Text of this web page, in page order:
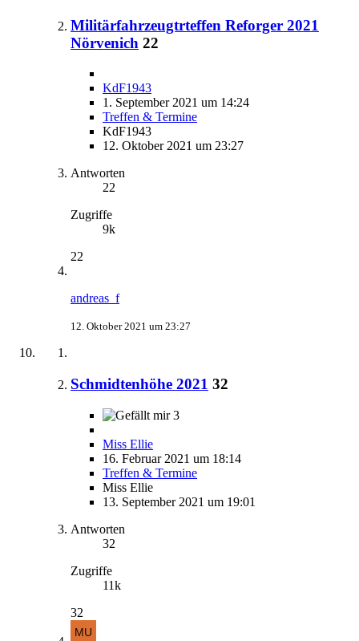
Militärfahrzeugtrteffen Reforger 2021
Nörvenich 22
KdF1943
1. September 2021 um 14:24
Treffen & Termine
KdF1943
12. Oktober 2021 um 23:27
Antworten
22
Zugriffe
9k
22
andreas_f
12. Oktober 2021 um 23:27
Schmidtenhöhe 2021 32
3
Miss Ellie
16. Februar 2021 um 18:14
Treffen & Termine
Miss Ellie
13. September 2021 um 19:01
Antworten
32
Zugriffe
11k
32